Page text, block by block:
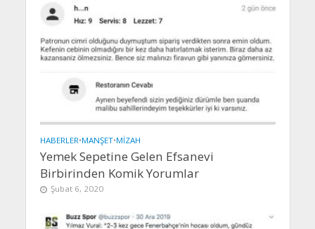
HABERLER•MANŞET•MIZAH
Yemek Sepetine Gelen Efsanevi
Birbirinden Komik Yorumlar
Şubat 6, 2020